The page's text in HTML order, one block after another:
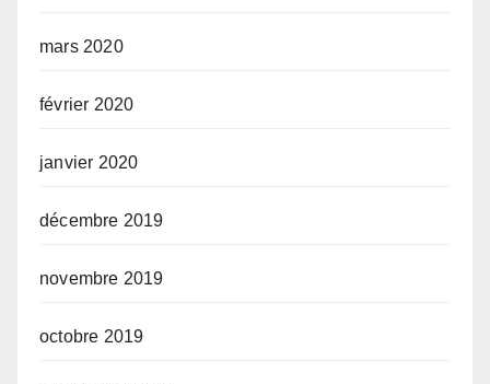
mars 2020
février 2020
janvier 2020
décembre 2019
novembre 2019
octobre 2019